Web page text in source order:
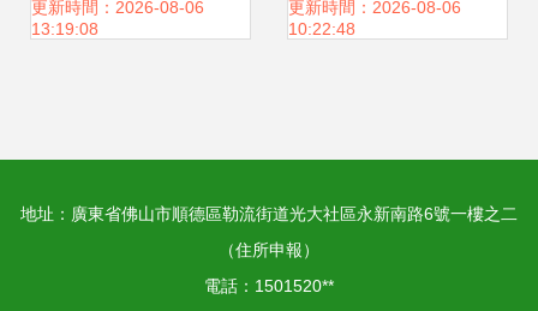
塑空間美學與舒適
更新時間：2026-08-06
13:19:08
供應專家
更新時間：2026-08-06
10:22:48
地址：廣東省佛山市順德區勒流街道光大社區永新南路6號一樓之二
（住所申報）
電話：1501520**